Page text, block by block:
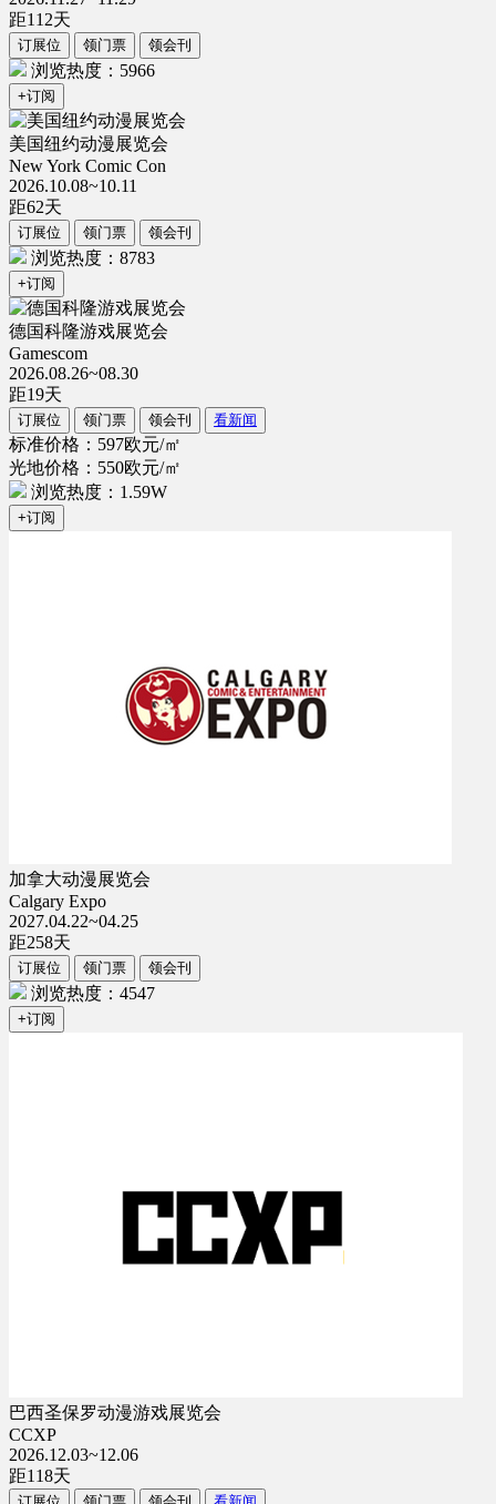
距112天
订展位 领门票 领会刊
浏览热度：5966
+订阅
美国纽约动漫展览会
New York Comic Con
2026.10.08~10.11
距62天
订展位 领门票 领会刊
浏览热度：8783
+订阅
德国科隆游戏展览会
Gamescom
2026.08.26~08.30
距19天
订展位 领门票 领会刊 看新闻
标准价格：597欧元/㎡
光地价格：550欧元/㎡
浏览热度：1.59W
+订阅
加拿大动漫展览会
Calgary Expo
2027.04.22~04.25
距258天
订展位 领门票 领会刊
浏览热度：4547
+订阅
巴西圣保罗动漫游戏展览会
CCXP
2026.12.03~12.06
距118天